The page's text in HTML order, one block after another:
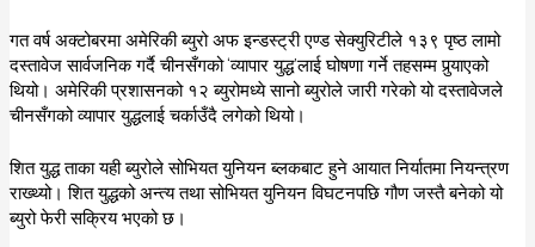
गत वर्ष अक्टोबरमा अमेरिकी ब्युरो अफ इन्डस्ट्री एण्ड सेक्युरिटीले १३९ पृष्ठ लामो
दस्तावेज सार्वजनिक गर्दै चीनसँगको ‘व्यापार युद्ध’लाई घोषणा गर्ने तहसम्म पुर्‍याएको
थियो। अमेरिकी प्रशासनको १२ ब्युरोमध्ये सानो ब्युरोले जारी गरेको यो दस्तावेजले
चीनसँगको व्यापार युद्धलाई चर्काउँदै लगेको थियो।
शित युद्ध ताका यही ब्युरोले सोभियत युनियन ब्लकबाट हुने आयात निर्यातमा नियन्त्रण
राख्थ्यो। शित युद्धको अन्त्य तथा सोभियत युनियन विघटनपछि गौण जस्तै बनेको यो
ब्युरो फेरी सक्रिय भएको छ।